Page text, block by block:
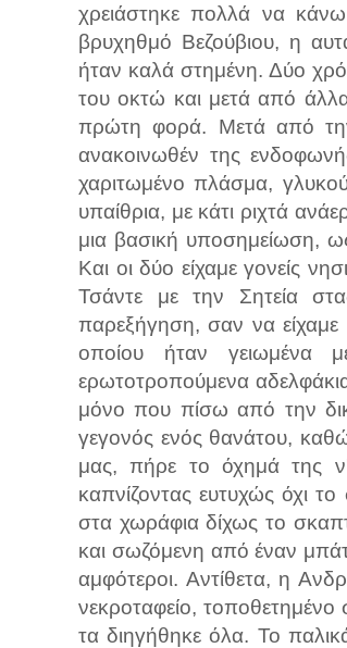
χρειάστηκε πολλά να
βρυχηθμό Βεζούβιου, η
ήταν καλά στημένη. Δύο
του οκτώ και μετά από
πρώτη φορά. Μετά από την
ανακοινωθέν της
χαριτωμένο πλάσμα,
υπαίθρια, με κάτι ριχτά
μια βασική υποσημείωση,
Και οι δύο είχαμε γονείς
Τσάντε με την Σητεία
παρεξήγηση, σαν να είχαμε
οποίου ήταν γειωμένα
ερωτοτροπούμενα
μόνο που πίσω από την
γεγονός ενός θανάτου,
μας, πήρε το όχημά της ν'
καπνίζοντας ευτυχώς όχι
στα χωράφια δίχως το
και σωζόμενη από έναν
αμφότεροι. Αντίθετα, η
νεκροταφείο,
τα διηγήθηκε όλα. Το